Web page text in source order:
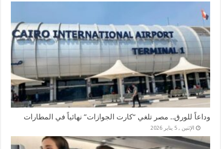
وداعاً للورق.. مصر تلغي “كارت الجوازات” نهائياً في المطارات
الإثنين , 5 يناير 2026